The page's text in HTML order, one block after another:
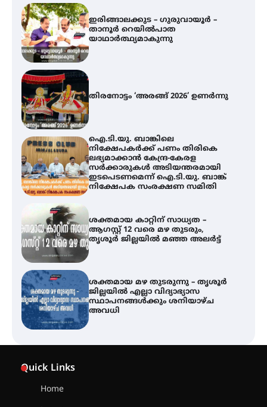
തിരനോട്ടം ‘അരങ്ങ് 2026’ ഉണർന്നു
നിക്ഷേപകർക്ക് പണം തിരികെ
ലഭ്യമാക്കാൻ കേന്ദ്ര-കേരള
സർക്കാരുകൾ അടിയന്തരമായി
ഇടപെടണമെന്ന് ഐ.ടി.യു. ബാങ്ക്
നിക്ഷേപക സംരക്ഷണ സമിതി
ശക്തമായ കാറ്റിന് സാധ്യത –
ആഗസ്റ്റ് 12 വരെ മഴ തുടരും,
തൃശൂർ ജില്ലയിൽ മഞ്ഞ അലർട്ട്
ശക്തമായ മഴ തുടരുന്നു – തൃശൂർ
ജില്ലയിൽ എല്ലാ വിദ്യാഭ്യാസ
സ്ഥാപനങ്ങൾക്കും ശനിയാഴ്ച
അവധി
എ.കെ.സി.സി.യുടെ സൗജന്യ
ആയുർവേദ മെഡിക്കൽ ക്യാമ്പ്
Quick Links
Home